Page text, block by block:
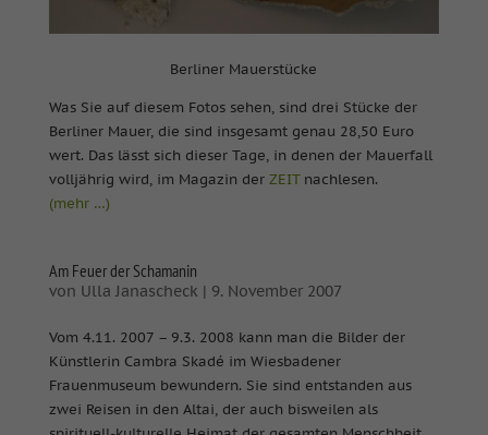
Berliner Mauerstücke
Was Sie auf diesem Fotos sehen, sind drei Stücke der
Berliner Mauer, die sind insgesamt genau 28,50 Euro
wert. Das lässt sich dieser Tage, in denen der Mauerfall
volljährig wird, im Magazin der ZEITnachlesen.
(mehr …)
Am Feuer der Schamanin
von Ulla Janascheck | 9. November 2007
Vom 4.11. 2007 – 9.3. 2008 kann man die Bilder der
Künstlerin Cambra Skadé im Wiesbadener
Frauenmuseum bewundern. Sie sind entstanden aus
zwei Reisen in den Altai, der auch bisweilen als